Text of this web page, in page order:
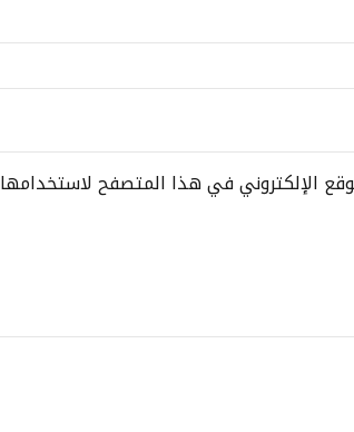
الإلكتروني في هذا المتصفح لاستخدامها